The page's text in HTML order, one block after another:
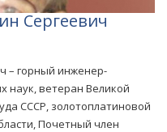
Сергеевич
– горный инженер-
наук, ветеран Великой
СССР, золотоплатиновой
Почетный член